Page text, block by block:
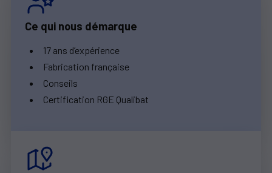
Ce qui nous démarque
17 ans d’expérience
Fabrication française
Conseils
Certification RGE Qualibat